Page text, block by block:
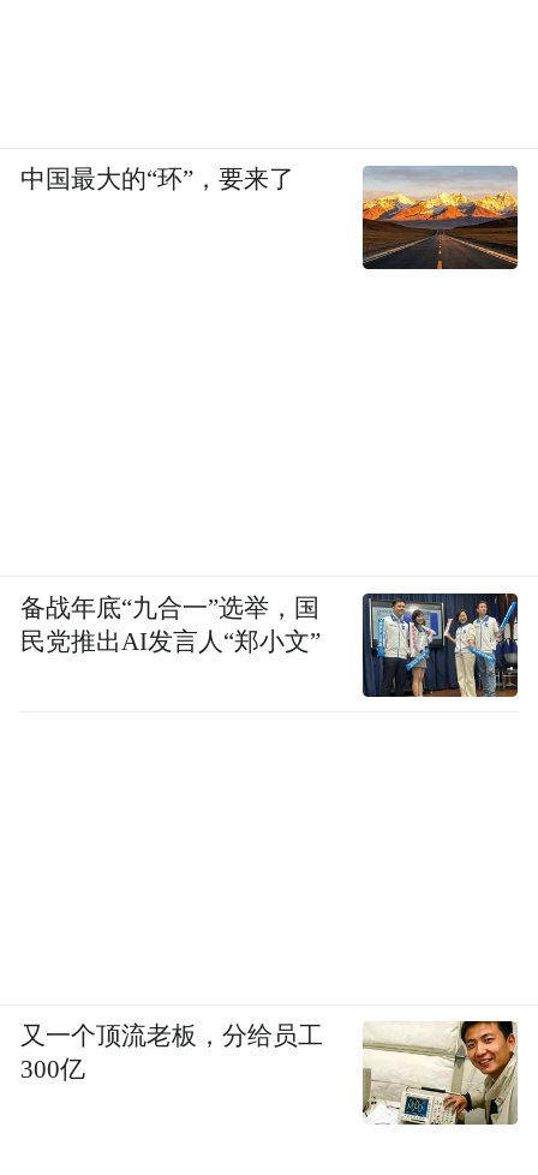
中国最大的“环”，要来了
备战年底“九合一”选举，国
民党推出AI发言人“郑小文”
又一个顶流老板，分给员工
300亿